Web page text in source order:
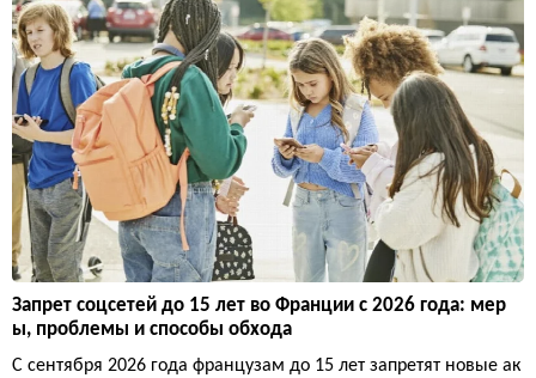
Запрет соцсетей до 15 лет во Франции с 2026 года: мер
ы, проблемы и способы обхода
С сентября 2026 года французам до 15 лет запретят новые ак